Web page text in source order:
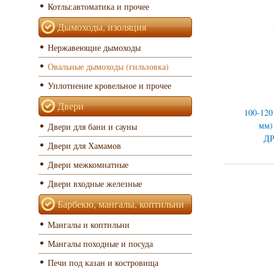
100-
мм)
Котлы:автоматика и прочее
Дымоходы, изоляция
Нержавеющие дымоходы
Овальные дымоходы (гильзовка)
Уплотнение кровельное и прочее
Двери
Двери для бани и сауны
Двери для Хамамов
Двери межкомнатные
Двери входные железные
Барбекю, мангалы, коптильни
Мангалы и коптильни
Мангалы походные и посуда
Печи под казан и костровища